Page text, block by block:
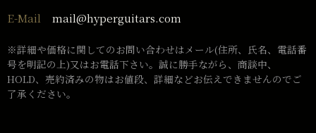
E-Mail mail@hyperguitars.com
※詳細や価格に関してのお問い合わせはメール(住所、氏名、電話番
号を明記の上)又はお電話下さい。誠に勝手ながら、商談中、
HOLD、売約済みの物はお値段、詳細などお伝えできませんのでご
了承ください。